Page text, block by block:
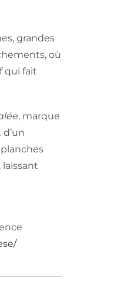
grandes
où
qui fait
, marque